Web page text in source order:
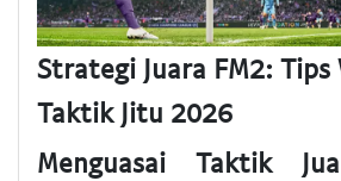
Strategi Juara FM2: Tips
Taktik Jitu 2026
Menguasai Taktik